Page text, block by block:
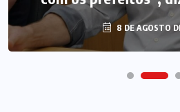
8 DE AGOSTO